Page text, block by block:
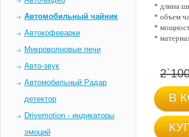
Автомобильный чайник
Автокофеварки
Микроволновые печи
Авто-звук
Автомобильный Радар
детектор
Drivemotion - индикаторы
эмоций
* длина
* объем
*
*
В